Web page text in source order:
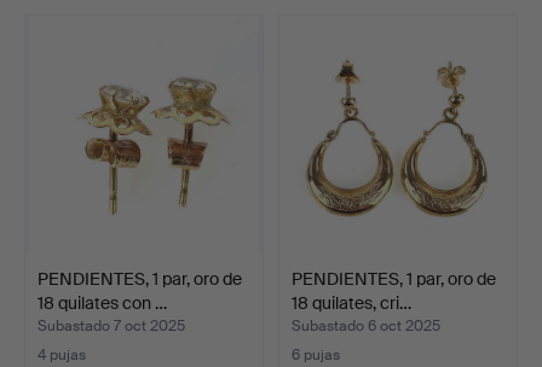
PENDIENTES, 1 par, oro de
18 quilates con …
Subastado 7 oct 2025
4 pujas
PENDIENTES, 1 par, oro de
18 quilates, cri…
Subastado 6 oct 2025
6 pujas